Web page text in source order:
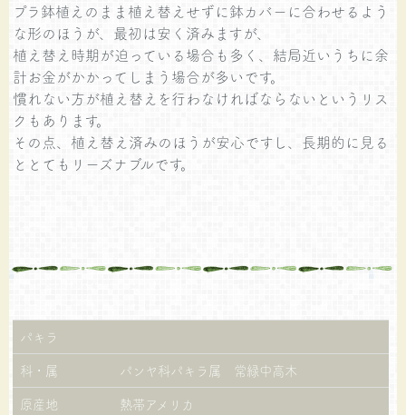
プラ鉢植えのまま植え替えせずに鉢カバーに合わせるよう
な形のほうが、最初は安く済みますが、
植え替え時期が迫っている場合も多く、結局近いうちに余
計お金がかかってしまう場合が多いです。
慣れない方が植え替えを行わなければならないというリス
クもあります。
その点、植え替え済みのほうが安心ですし、長期的に見る
ととてもリーズナブルです。
パキラ
科・属
パンヤ科パキラ属 常緑中高木
原産地
熱帯アメリカ